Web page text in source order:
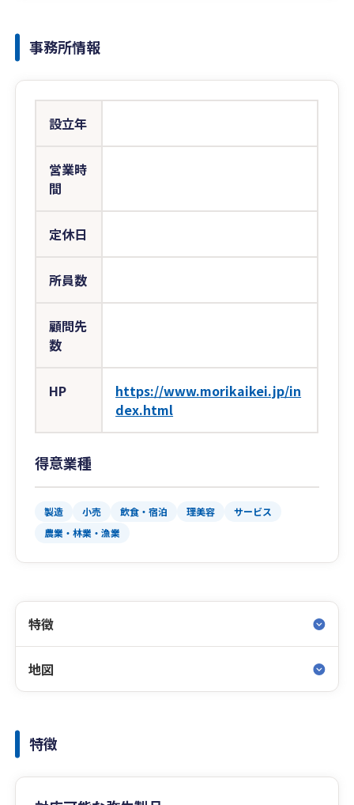
事務所情報
設立年
営業時
間
定休日
所員数
顧問先
数
HP
https://www.morikaikei.jp/in
dex.html
得意業種
製造 小売 飲食・宿泊 理美容
サービス
農業・林業・漁業
特徴
地図
特徴